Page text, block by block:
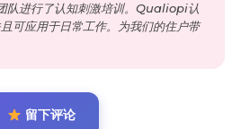
队进行了认知刺激培训。Qualiopi认
可应用于日常工作。为我们的住户带
留下评论